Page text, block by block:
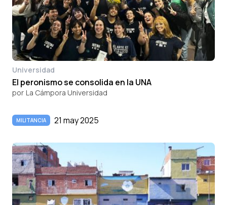
Universidad
El peronismo se consolida en la UNA
por La Cámpora Universidad
MILITANCIA 21 may 2025